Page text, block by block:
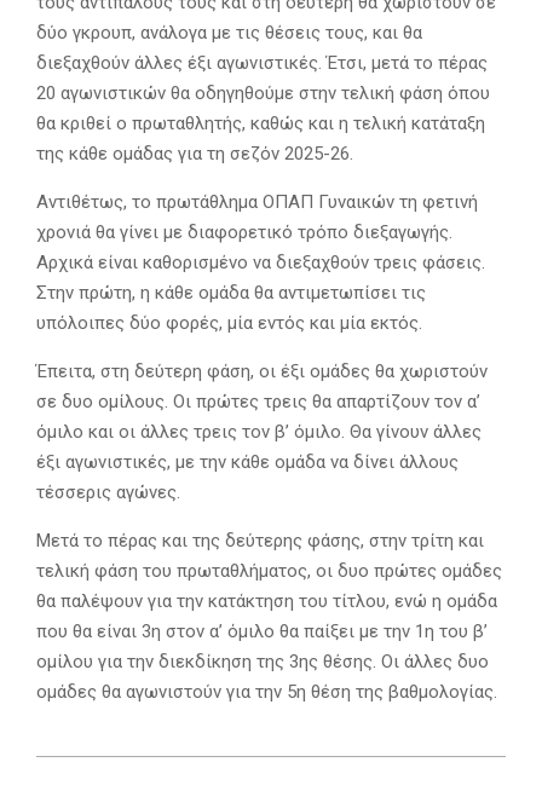
δύο γκρουπ, ανάλογα με τις θέσεις τους, και θα
διεξαχθούν άλλες έξι αγωνιστικές. Έτσι, μετά το πέρας
20 αγωνιστικών θα οδηγηθούμε στην τελική φάση όπου
θα κριθεί ο πρωταθλητής, καθώς και η τελική κατάταξη
της κάθε ομάδας για τη σεζόν 2025-26.
Αντιθέτως, το πρωτάθλημα ΟΠΑΠ Γυναικών τη φετινή
χρονιά θα γίνει με διαφορετικό τρόπο διεξαγωγής.
Αρχικά είναι καθορισμένο να διεξαχθούν τρεις φάσεις.
Στην πρώτη, η κάθε ομάδα θα αντιμετωπίσει τις
υπόλοιπες δύο φορές, μία εντός και μία εκτός.
Έπειτα, στη δεύτερη φάση, οι έξι ομάδες θα χωριστούν
σε δυο ομίλους. Οι πρώτες τρεις θα απαρτίζουν τον α’
όμιλο και οι άλλες τρεις τον β’ όμιλο. Θα γίνουν άλλες
έξι αγωνιστικές, με την κάθε ομάδα να δίνει άλλους
τέσσερις αγώνες.
Μετά το πέρας και της δεύτερης φάσης, στην τρίτη και
τελική φάση του πρωταθλήματος, οι δυο πρώτες ομάδες
θα παλέψουν για την κατάκτηση του τίτλου, ενώ η ομάδα
που θα είναι 3η στον α’ όμιλο θα παίξει με την 1η του β’
ομίλου για την διεκδίκηση της 3ης θέσης. Οι άλλες δυο
ομάδες θα αγωνιστούν για την 5η θέση της βαθμολογίας.